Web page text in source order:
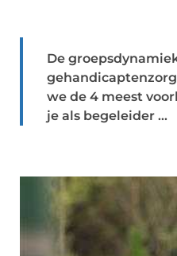
De
we de 4 meest
je als begeleider ...